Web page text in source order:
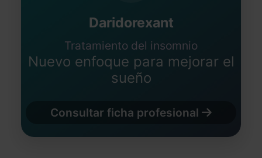
Daridorexant
Tratamiento del insomnio
Nuevo enfoque para mejorar el
sueño
Consultar ficha profesional